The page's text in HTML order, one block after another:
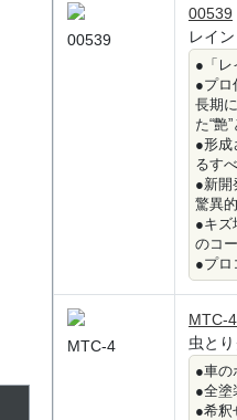
00539
00539
レイ
●「レ
●プロ
長期
た“艶
●形成
るす
●新開
驚異
●キズ
のコ
●プロ
MTC-4
MTC-4
虫と
●車の
●全塗
●希釈